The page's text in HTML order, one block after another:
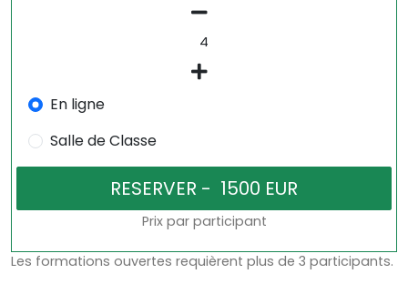
En ligne
Salle de Classe
Prix par participant
Les formations ouvertes requièrent plus de 3 participants.